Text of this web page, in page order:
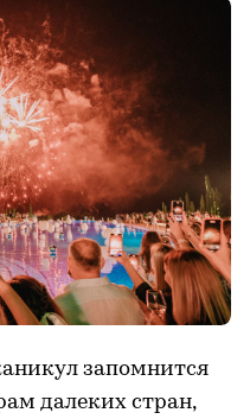
запомнится
далеких стран,